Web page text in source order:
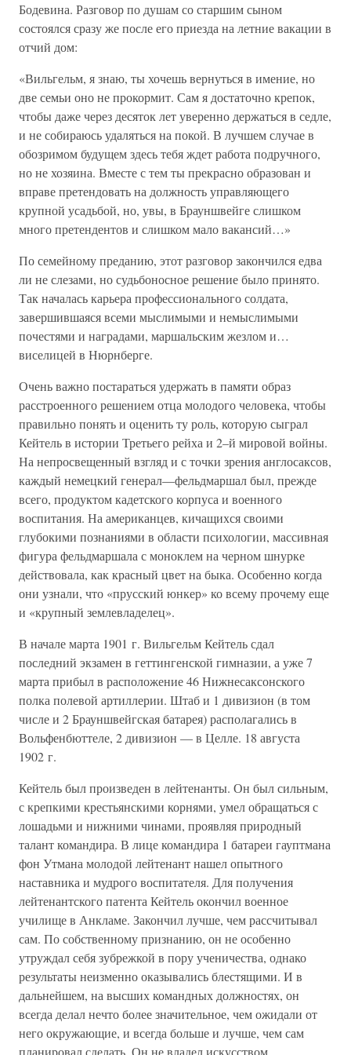
Бодевина. Разговор по душам со старшим сыном
состоялся сразу же после его приезда на летние вакации в
отчий дом:
«Вильгельм, я знаю, ты хочешь вернуться в имение, но
две семьи оно не прокормит. Сам я достаточно крепок,
чтобы даже через десяток лет уверенно держаться в седле,
и не собираюсь удаляться на покой. В лучшем случае в
обозримом будущем здесь тебя ждет работа подручного,
но не хозяина. Вместе с тем ты прекрасно образован и
вправе претендовать на должность управляющего
крупной усадьбой, но, увы, в Брауншвейге слишком
много претендентов и слишком мало вакансий…»
По семейному преданию, этот разговор закончился едва
ли не слезами, но судьбоносное решение было принято.
Так началась карьера профессионального солдата,
завершившаяся всеми мыслимыми и немыслимыми
почестями и наградами, маршальским жезлом и…
виселицей в Нюрнберге.
Очень важно постараться удержать в памяти образ
расстроенного решением отца молодого человека, чтобы
правильно понять и оценить ту роль, которую сыграл
Кейтель в истории Третьего рейха и 2–й мировой войны.
На непросвещенный взгляд и с точки зрения англосаксов,
каждый немецкий генерал—фельдмаршал был, прежде
всего, продуктом кадетского корпуса и военного
воспитания. На американцев, кичащихся своими
глубокими познаниями в области психологии, массивная
фигура фельдмаршала с моноклем на черном шнурке
действовала, как красный цвет на быка. Особенно когда
они узнали, что «прусский юнкер» ко всему прочему еще
и «крупный землевладелец».
В начале марта 1901 г. Вильгельм Кейтель сдал
последний экзамен в геттингенской гимназии, а уже 7
марта прибыл в расположение 46 Нижнесаксонского
полка полевой артиллерии. Штаб и 1 дивизион (в том
числе и 2 Брауншвейгская батарея) располагались в
Вольфенбюттеле, 2 дивизион — в Целле. 18 августа
1902 г.
Кейтель был произведен в лейтенанты. Он был сильным,
с крепкими крестьянскими корнями, умел обращаться с
лошадьми и нижними чинами, проявляя природный
талант командира. В лице командира 1 батареи гауптмана
фон Утмана молодой лейтенант нашел опытного
наставника и мудрого воспитателя. Для получения
лейтенантского патента Кейтель окончил военное
училище в Анкламе. Закончил лучше, чем рассчитывал
сам. По собственному признанию, он не особенно
утруждал себя зубрежкой в пору ученичества, однако
результаты неизменно оказывались блестящими. И в
дальнейшем, на высших командных должностях, он
всегда делал нечто более значительное, чем ожидали от
него окружающие, и всегда больше и лучше, чем сам
планировал сделать. Он не владел искусством